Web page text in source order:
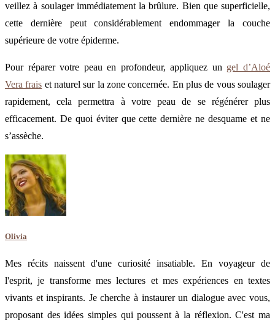
veillez à soulager immédiatement la brûlure. Bien que superficielle,
cette dernière peut considérablement endommager la couche
supérieure de votre épiderme.
Pour réparer votre peau en profondeur, appliquez un gel d’Aloé
Vera frais et naturel sur la zone concernée. En plus de vous soulager
rapidement, cela permettra à votre peau de se régénérer plus
efficacement. De quoi éviter que cette dernière ne desquame et ne
s’assèche.
Olivia
Mes récits naissent d'une curiosité insatiable. En voyageur de
l'esprit, je transforme mes lectures et mes expériences en textes
vivants et inspirants. Je cherche à instaurer un dialogue avec vous,
proposant des idées simples qui poussent à la réflexion. C'est ma